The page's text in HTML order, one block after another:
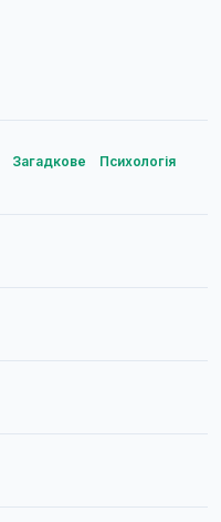
Загадкове
Психологія